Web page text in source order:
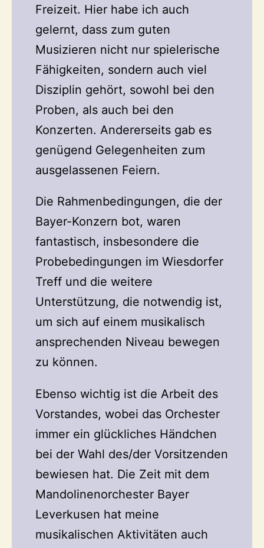
Freizeit. Hier habe ich auch
gelernt, dass zum guten
Musizieren nicht nur spielerische
Fähigkeiten, sondern auch viel
Disziplin gehört, sowohl bei den
Proben, als auch bei den
Konzerten. Andererseits gab es
genügend Gelegenheiten zum
ausgelassenen Feiern.
Die Rahmenbedingungen, die der
Bayer-Konzern bot, waren
fantastisch, insbesondere die
Probebedingungen im Wiesdorfer
Treff und die weitere
Unterstützung, die notwendig ist,
um sich auf einem musikalisch
ansprechenden Niveau bewegen
zu können.
Ebenso wichtig ist die Arbeit des
Vorstandes, wobei das Orchester
immer ein glückliches Händchen
bei der Wahl des/der Vorsitzenden
bewiesen hat. Die Zeit mit dem
Mandolinenorchester Bayer
Leverkusen hat meine
musikalischen Aktivitäten auch